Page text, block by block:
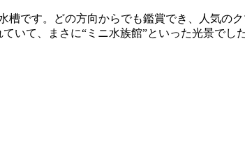
槽です。どの方向からでも鑑賞でき、人気の
いて、まさに“ミニ水族館”といった光景でした